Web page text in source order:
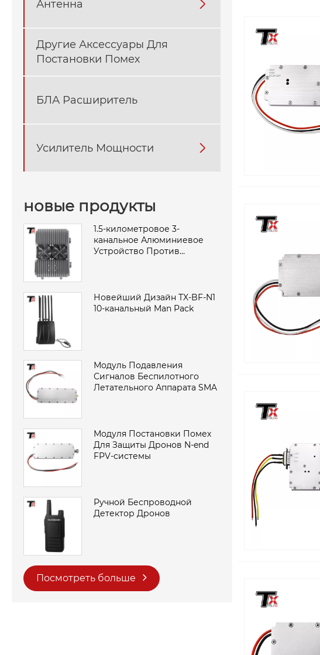
Антенна 
Другие Аксессуары Для
Постановки Помех
БЛА Расширитель
Усилитель Мощности 
новые продукты
1.5-километровое 3-
канальное Алюминиевое
Устройство Против
Новейший Дизайн TX-BF-N1
10-канальный Man Pack
Модуль Подавления
Сигналов Беспилотного
Летательного Аппарата SMA
Модуля Постановки Помех
Для Защиты Дронов N-end
FPV-системы
Ручной Беспроводной
Детектор Дронов
Посмотреть больше